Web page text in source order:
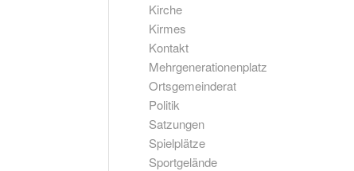
Kirche
Kirmes
Kontakt
Mehrgenerationenplatz
Ortsgemeinderat
Politik
Satzungen
Spielplätze
Sportgelände